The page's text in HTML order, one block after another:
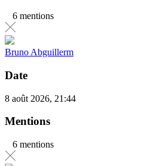
6 mentions
Bruno Abguillerm
Date
8 août 2026, 21:44
Mentions
6 mentions